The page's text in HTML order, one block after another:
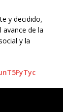
y decidido,
de la
y la